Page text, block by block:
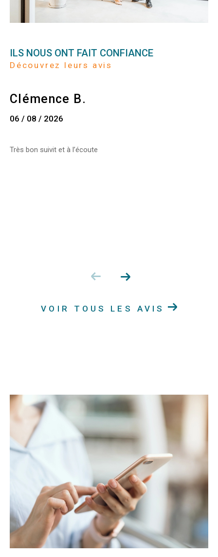
ILS NOUS ONT FAIT CONFIANCE
Découvrez leurs avis
Clémence B.
06 / 08 / 2026
Très bon suivit et à l’écoute
VOIR TOUS LES AVIS